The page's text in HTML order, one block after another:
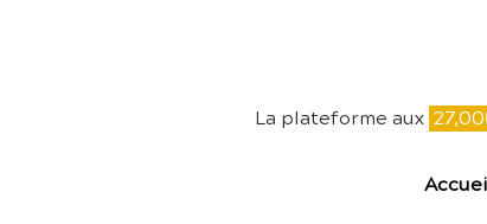
La plateforme aux